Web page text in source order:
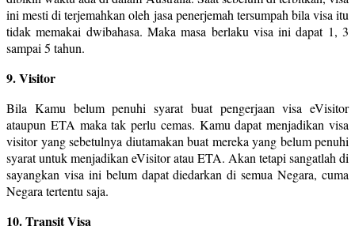
ini mesti di terjemahkan oleh jasa penerjemah tersumpah bila visa itu
tidak memakai dwibahasa. Maka masa berlaku visa ini dapat 1, 3
sampai 5 tahun.
9. Visitor
Bila Kamu belum penuhi syarat buat pengerjaan visa eVisitor
ataupun ETA maka tak perlu cemas. Kamu dapat menjadikan visa
visitor yang sebetulnya diutamakan buat mereka yang belum penuhi
syarat untuk menjadikan eVisitor atau ETA. Akan tetapi sangatlah di
sayangkan visa ini belum dapat diedarkan di semua Negara, cuma
Negara tertentu saja.
10. Transit Visa